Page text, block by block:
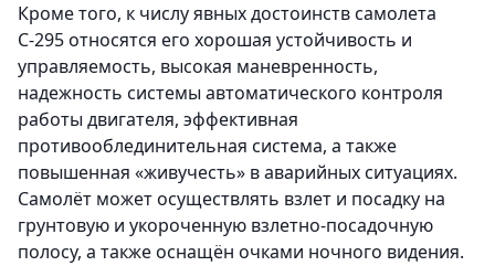
Кроме того, к числу явных достоинств самолета
С-295 относятся его хорошая устойчивость и
управляемость, высокая маневренность,
надежность системы автоматического контроля
работы двигателя, эффективная
противооблединительная система, а также
повышенная «живучесть» в аварийных ситуациях.
Самолёт может осуществлять взлет и посадку на
грунтовую и укороченную взлетно-посадочную
полосу, а также оснащён очками ночного видения.